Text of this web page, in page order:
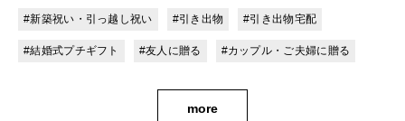
#新築祝い・引っ越し祝い #引き出物 #引き出物宅配
#結婚式プチギフト #友人に贈る #カップル・ご夫婦に贈る
more